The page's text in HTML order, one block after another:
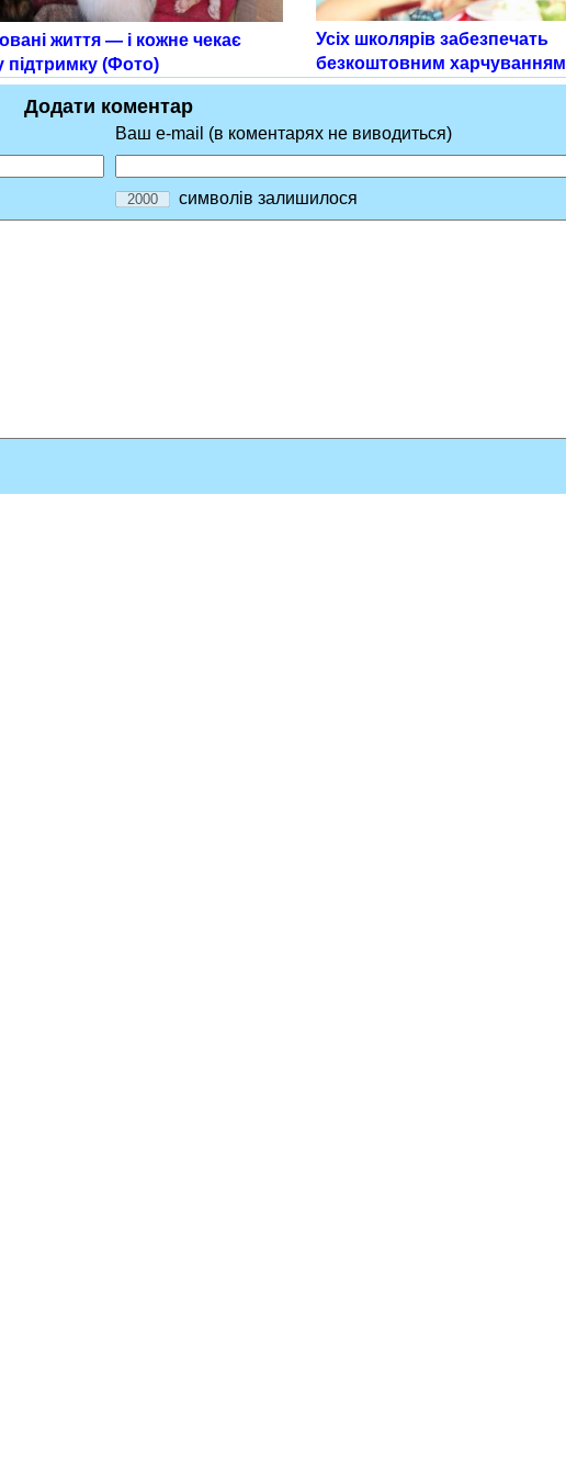
життя — і кожне чекає
підтримку (Фото)
Усіх школярів забезпечать
безкоштовним харчуванням
Додати коментар
Ваш e-mail (в коментарях не виводиться)
символів залишилося